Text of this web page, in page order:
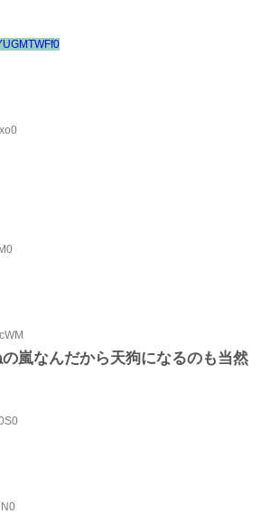
嵐なんだから天狗になるのも当然